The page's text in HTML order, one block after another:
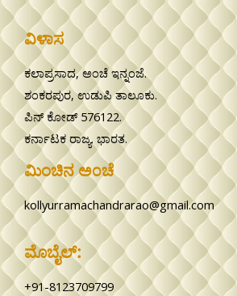
ವಿಳಾಸ
ಕಲಾಪ್ರಸಾದ, ಅಂಚೆ ಇನ್ನಂಜೆ.
ಶಂಕರಪುರ, ಉಡುಪಿ ತಾಲೂಕು.
ಪಿನ್ ಕೋಡ್ 576122.
ಕರ್ನಾಟಕ ರಾಜ್ಯ. ಭಾರತ.
ಮಿಂಚಿನ ಅ೦ಚೆ
kollyurramachandrarao@gmail.com
ಮೊಬೈಲ್:
+91-8123709799